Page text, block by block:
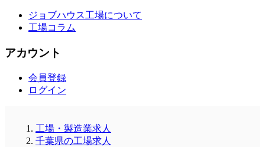
ジョブハウス工場について
工場コラム
アカウント
会員登録
ログイン
工場・製造業求人
千葉県の工場求人